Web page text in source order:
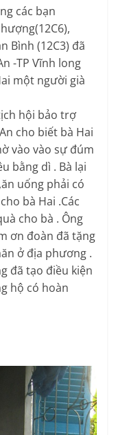
các bạn
Bình (12C3) đã
-TP Vĩnh long
một người già
hội bảo trợ
cho biết bà Hai
vào vào sự đúm
bằng dì . Bà lại
uống phải có
bà Hai .Các
cho bà . Ông
ơn đoàn đã tặng
ở địa phương .
đã tạo điều kiện
hộ có hoàn